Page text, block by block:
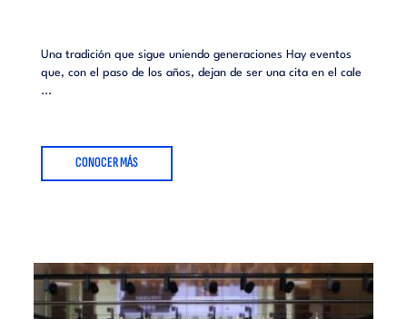
Una tradición que sigue uniendo generaciones Hay eventos
que, con el paso de los años, dejan de ser una cita en el cale
...
CONOCER MÁS